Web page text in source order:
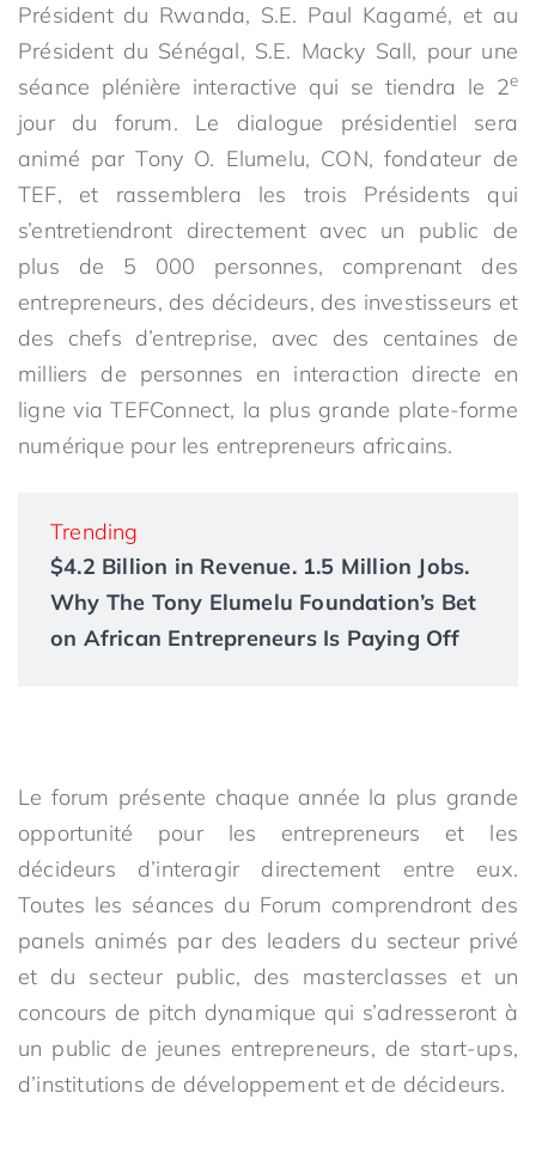
Président du Rwanda, S.E. Paul Kagamé, et au
Président du Sénégal, S.E. Macky Sall, pour une
séance plénière interactive qui se tiendra le 2e
jour du forum. Le dialogue présidentiel sera
animé par Tony O. Elumelu, CON, fondateur de
TEF, et rassemblera les trois Présidents qui
s’entretiendront directement avec un public de
plus de 5 000 personnes, comprenant des
entrepreneurs, des décideurs, des investisseurs et
des chefs d’entreprise, avec des centaines de
milliers de personnes en interaction directe en
ligne via TEFConnect, la plus grande plate-forme
numérique pour les entrepreneurs africains.
Trending
$4.2 Billion in Revenue. 1.5 Million Jobs.
Why The Tony Elumelu Foundation’s Bet
on African Entrepreneurs Is Paying Off
Le forum présente chaque année la plus grande
opportunité pour les entrepreneurs et les
décideurs d’interagir directement entre eux.
Toutes les séances du Forum comprendront des
panels animés par des leaders du secteur privé
et du secteur public, des masterclasses et un
concours de pitch dynamique qui s’adresseront à
un public de jeunes entrepreneurs, de start-ups,
d’institutions de développement et de décideurs.